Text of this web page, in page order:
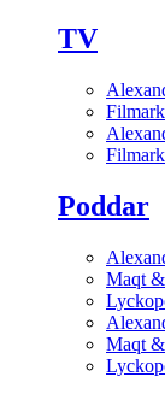
TV
Poddar
Maqt
Maqt